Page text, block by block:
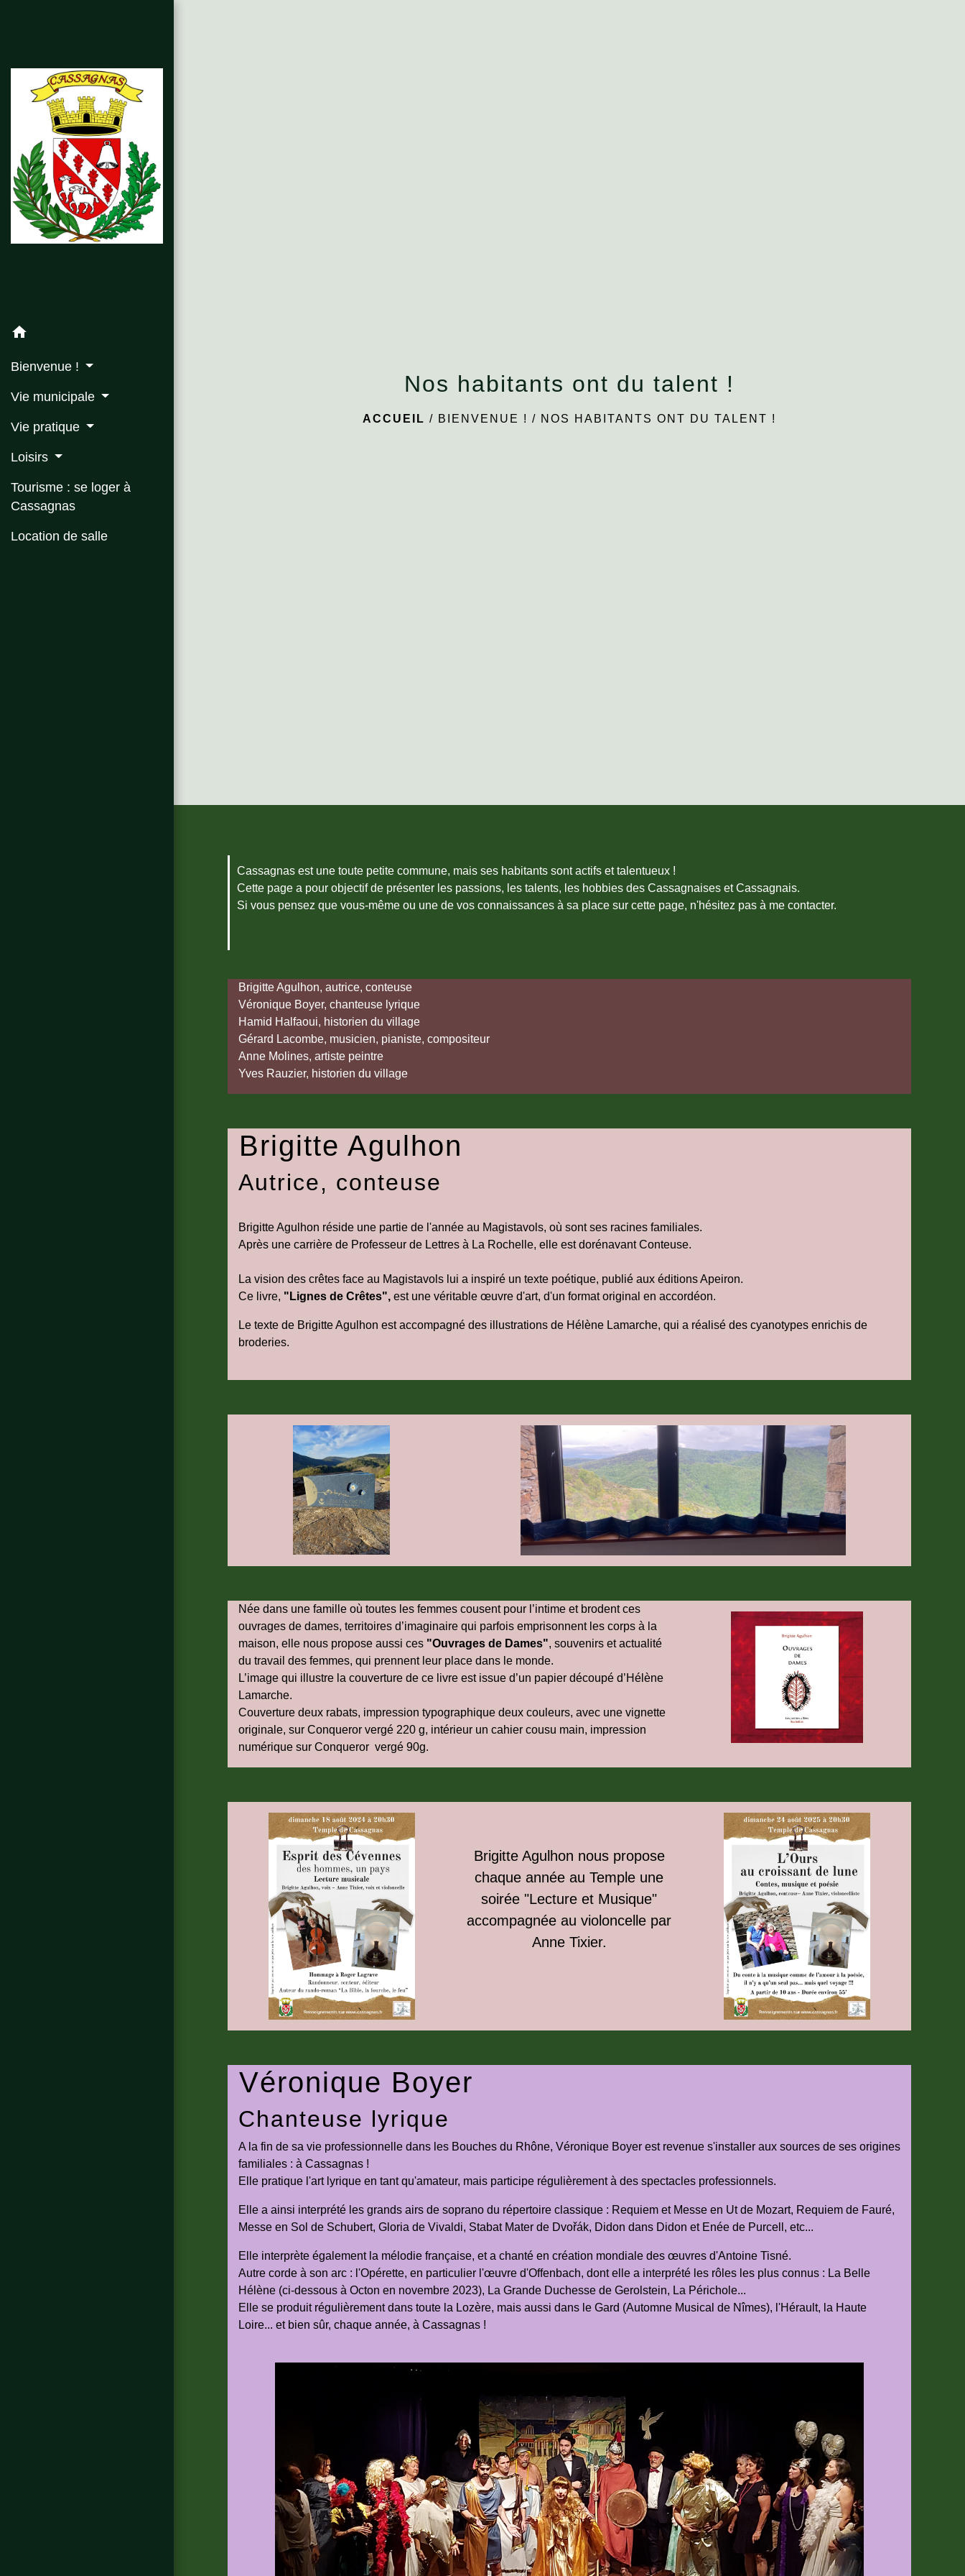
home
Bienvenue !
Vie municipale
Vie pratique
Loisirs
Tourisme : se loger à
Cassagnas
Location de salle
Nos habitants ont du talent !
ACCUEIL / BIENVENUE ! / NOS HABITANTS ONT DU TALENT !
Cassagnas est une toute petite commune, mais ses habitants sont actifs et talentueux !
Cette page a pour objectif de présenter les passions, les talents, les hobbies des Cassagnaises et Cassagnais.
Si vous pensez que vous-même ou une de vos connaissances à sa place sur cette page, n'hésitez pas à me contacter.
Brigitte Agulhon, autrice, conteuse
Véronique Boyer, chanteuse lyrique
Hamid Halfaoui, historien du village
Gérard Lacombe, musicien, pianiste, compositeur
Anne Molines, artiste peintre
Yves Rauzier, historien du village
Brigitte Agulhon
Autrice, conteuse
Brigitte Agulhon réside une partie de l'année au Magistavols, où sont ses racines familiales.
Après une carrière de Professeur de Lettres à La Rochelle, elle est dorénavant Conteuse.
La vision des crêtes face au Magistavols lui a inspiré un texte poétique, publié aux éditions Apeiron.
Ce livre, "Lignes de Crêtes",est une véritable œuvre d'art, d'un format original en accordéon.
Le texte de Brigitte Agulhon est accompagné des illustrations de Hélène Lamarche, qui a réalisé des cyanotypes enrichis de
broderies.
Née dans une famille où toutes les femmes cousent pour l’intime et brodent ces
ouvrages de dames, territoires d’imaginaire qui parfois emprisonnent les corps à la
maison, elle nous propose aussi ces "Ouvrages de Dames", souvenirs et actualité
du travail des femmes, qui prennent leur place dans le monde.
L’image qui illustre la couverture de ce livre est issue d’un papier découpé d’Hélène
Lamarche.
Couverture deux rabats, impression typographique deux couleurs, avec une vignette
originale, sur Conqueror vergé 220 g, intérieur un cahier cousu main, impression
numérique sur Conqueror vergé 90g.
Brigitte Agulhon nous propose
chaque année au Temple une
soirée "Lecture et Musique"
accompagnée au violoncelle par
Anne Tixier.
Véronique Boyer
Chanteuse lyrique
A la fin de sa vie professionnelle dans les Bouches du Rhône, Véronique Boyer est revenue s'installer aux sources de ses origines
familiales : à Cassagnas !
Elle pratique l'art lyrique en tant qu'amateur, mais participe régulièrement à des spectacles professionnels.
Elle a ainsi interprété les grands airs de soprano du répertoire classique : Requiem et Messe en Ut de Mozart, Requiem de Fauré,
Messe en Sol de Schubert, Gloria de Vivaldi, Stabat Mater de Dvořák, Didon dans Didon et Enée de Purcell, etc...
Elle interprète également la mélodie française, et a chanté en création mondiale des œuvres d'Antoine Tisné.
Autre corde à son arc : l'Opérette, en particulier l'œuvre d'Offenbach, dont elle a interprété les rôles les plus connus : La Belle
Hélène (ci-dessous à Octon en novembre 2023), La Grande Duchesse de Gerolstein, La Périchole...
Elle se produit régulièrement dans toute la Lozère, mais aussi dans le Gard (Automne Musical de Nîmes), l'Hérault, la Haute
Loire... et bien sûr, chaque année, à Cassagnas !